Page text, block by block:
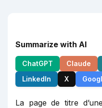
Summarize with AI
ChatGPT Claude
LinkedIn
X
La page de titre